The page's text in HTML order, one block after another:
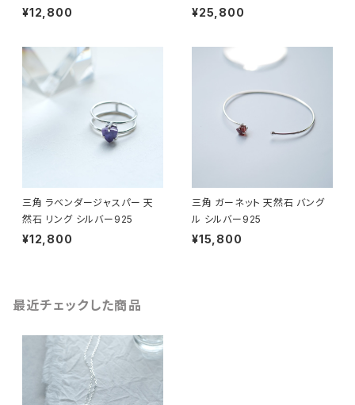
¥12,800 ¥25,800
三角 ラベンダージャスパー 天
然石 リング シルバー925
¥12,800
三角 ガーネット 天然石 バング
ル シルバー925
¥15,800
最近チェックした商品